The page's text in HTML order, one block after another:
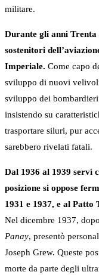
militare.
Durante gli anni Trenta
sostenitori
Imperiale. Come capo
sviluppo di nuovi
sviluppo dei
insistendo su
trasportare siluri, pur
sarebbero rivelati fatali.
Dal 1936 al 1939 servì
posizione si oppose
1931 e 1937, e al
Nel dicembre 1937,
Panay, presentò
Joseph Grew. Queste
morte da parte degli